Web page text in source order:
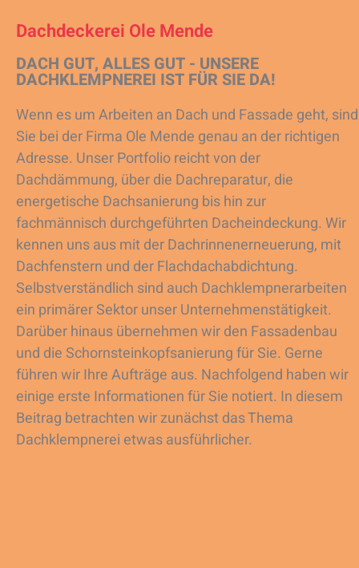
Dachdeckerei Ole Mende
DACH GUT, ALLES GUT - UNSERE
DACHKLEMPNEREI IST FÜR SIE DA!
Wenn es um Arbeiten an Dach und Fassade geht, sind
Sie bei der Firma Ole Mende genau an der richtigen
Adresse. Unser Portfolio reicht von der
Dachdämmung, über die Dachreparatur, die
energetische Dachsanierung bis hin zur
fachmännisch durchgeführten Dacheindeckung. Wir
kennen uns aus mit der Dachrinnenerneuerung, mit
Dachfenstern und der Flachdachabdichtung.
Selbstverständlich sind auch Dachklempnerarbeiten
ein primärer Sektor unser Unternehmenstätigkeit.
Darüber hinaus übernehmen wir den Fassadenbau
und die Schornsteinkopfsanierung für Sie. Gerne
führen wir Ihre Aufträge aus. Nachfolgend haben wir
einige erste Informationen für Sie notiert. In diesem
Beitrag betrachten wir zunächst das Thema
Dachklempnerei etwas ausführlicher.